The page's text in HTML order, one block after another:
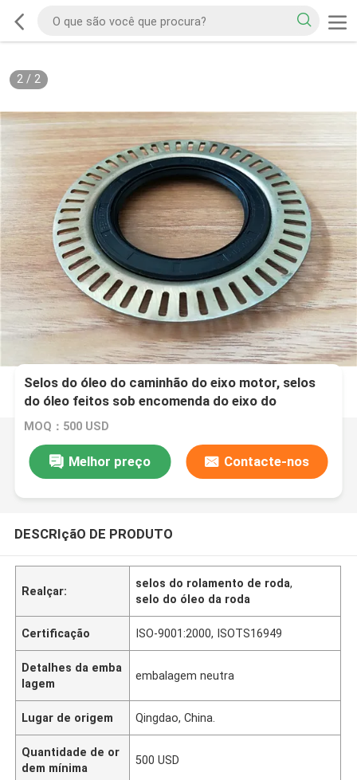
2/ 2
Selos do óleo do caminhão do eixo motor, selos
do óleo feitos sob encomenda do eixo do
poliuretano dos tratores
MOQ：500 USD
Melhor preço Contacte-nos
DESCRIçãO DE PRODUTO
Realçar:
selos do rolamento de roda,
selo do óleo da roda
Certificação ISO-9001:2000, ISOTS16949
Detalhes da emba
lagem
embalagem neutra
Lugar de origem Qingdao, China.
Quantidade de or
dem mínima
500 USD